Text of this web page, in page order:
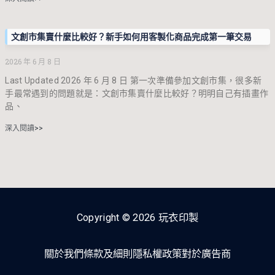
文創市集賣什麼比較好？新手如何用客製化商品完成第一筆交易
2026 年 6 月 8 日
Last Updated 2026 年 6 月 8 日 第一次準備參加文創市集，很多新
手最常遇到的問題就是：文創市集賣什麼比較好？明明自己有插畫作
品、
深入閱讀>>
Copyright © 2026 玩衣印製
關於我們條款及細則 隱私權政策對於廣告商